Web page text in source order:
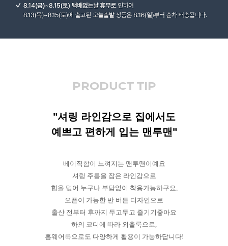
PRODUCT TIP
"셔링 라인감으로 집에서도
예쁘고 편하게 입는 맨투맨"
베이직함이 느껴지는 맨투맨이예요
셔링 주름을 잡은 라인감으로
힙을 덮어 누구나 부담없이 착용가능하구요,
오픈이 가능한 반 버튼 디자인으로
출산 전부터 후까지 두고두고 즐기기좋아요
하의 코디에 따라 외출룩으로,
홈웨어룩으로도 다양하게 활용이 가능하답니다!